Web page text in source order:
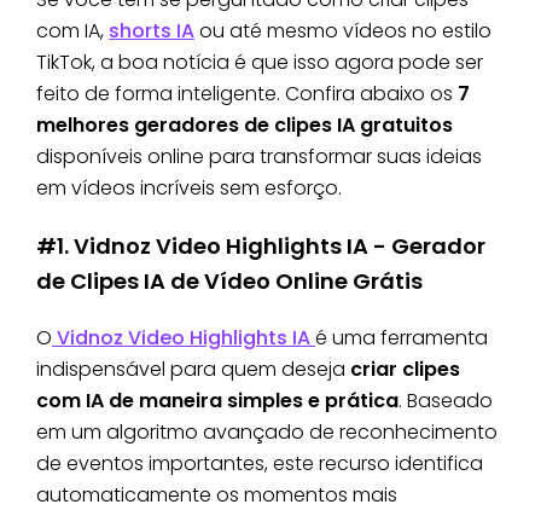
com IA, shorts IAou até mesmo vídeos no estilo
TikTok, a boa notícia é que isso agora pode ser
feito de forma inteligente. Confira abaixo os 7
melhores geradores de clipes IA gratuitos
disponíveis online para transformar suas ideias
em vídeos incríveis sem esforço.
#1. Vidnoz Video Highlights IA - Gerador
de Clipes IA de Vídeo Online Grátis
O Vidnoz Video Highlights IAé uma ferramenta
indispensável para quem deseja criar clipes
com IA de maneira simples e prática. Baseado
em um algoritmo avançado de reconhecimento
de eventos importantes, este recurso identifica
automaticamente os momentos mais